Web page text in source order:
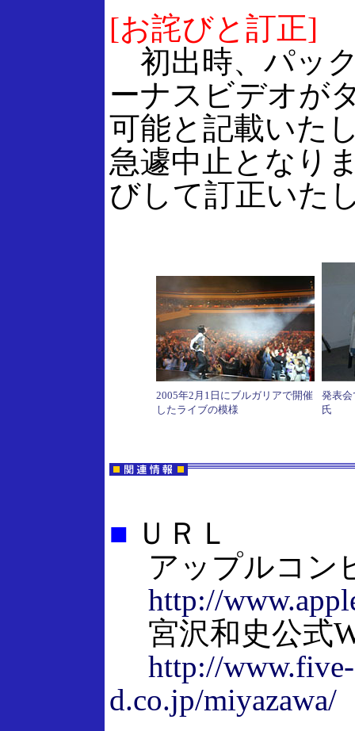
[お詫びと訂正]
初出時、パッ
ーナスビデオが
可能と記載いた
急遽中止となり
びして訂正いた
2005年2月1日にブルガリアで開催
したライブの模様
発表会
氏
■ ＵＲＬ
アップルコン
http://
宮沢和史公式
http://www.five-
d.co.jp/miyazawa/